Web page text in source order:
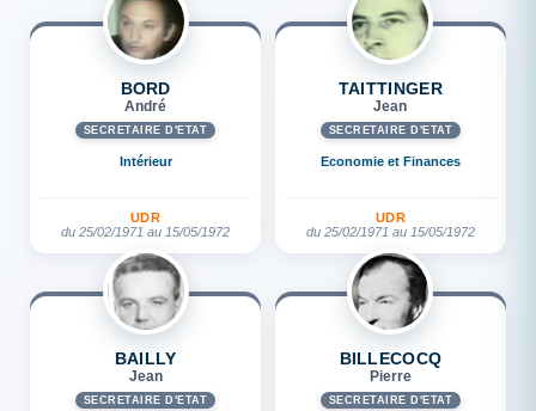
BORD
André
SECRÉTAIRE D'ETAT
Intérieur
UDR
du 25/02/1971 au 15/05/1972
TAITTINGER
Jean
SECRÉTAIRE D'ETAT
Economie et Finances
UDR
du 25/02/1971 au 15/05/1972
BAILLY
Jean
SECRÉTAIRE D'ETAT
BILLECOCQ
Pierre
SECRÉTAIRE D'ETAT